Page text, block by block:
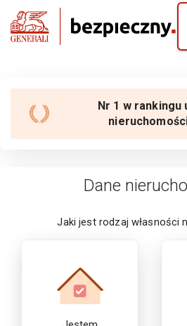
Nr 1 w rankingu
Dane
Jaki jest rodzaj własności